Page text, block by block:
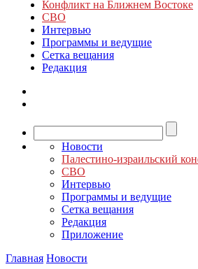
Конфликт на Ближнем Востоке
СВО
Интервью
Программы и ведущие
Сетка вещания
Редакция
Новости
Палестино-израильский
СВО
Интервью
Программы и ведущие
Сетка вещания
Редакция
Приложение
Главная Новости